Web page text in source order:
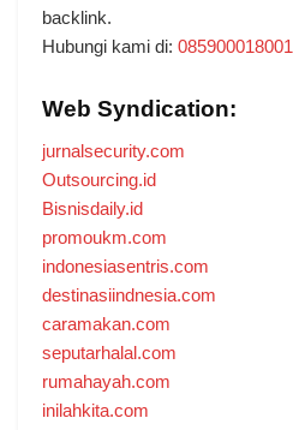
backlink.
Hubungi kami di: 085900018001
Web Syndication:
jurnalsecurity.com
Outsourcing.id
Bisnisdaily.id
promoukm.com
indonesiasentris.com
destinasiindnesia.com
caramakan.com
seputarhalal.com
rumahayah.com
inilahkita.com